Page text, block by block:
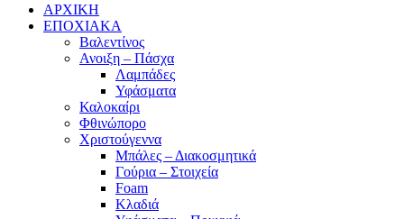
ΑΡΧΙΚΗ
ΕΠΟΧΙΑΚΑ
Βαλεντίνος
Ανοιξη – Πάσχα
Λαμπάδες
Υφάσματα
Καλοκαίρι
Φθινώπορο
Χριστούγεννα
Μπάλες – Διακοσμητικά
Γούρια – Στοιχεία
Foam
Κλαδιά